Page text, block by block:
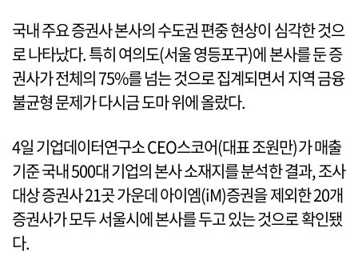
국내 주요 증권사 본사의 수도권 편중 현상이 심각한 것으
로 나타났다. 특히 여의도(서울 영등포구)에 본사를 둔 증
권사가 전체의 75%를 넘는 것으로 집계되면서 지역 금융
불균형 문제가 다시금 도마 위에 올랐다.
4일 기업데이터연구소 CEO스코어(대표 조원만)가 매출
기준 국내 500대 기업의 본사 소재지를 분석한 결과, 조사
대상 증권사 21곳 가운데 아이엠(iM)증권을 제외한 20개
증권사가 모두 서울시에 본사를 두고 있는 것으로 확인됐
다.